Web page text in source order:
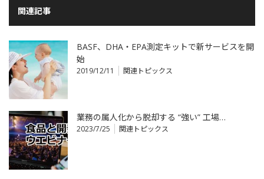
関連記事
BASF、DHA・EPA測定キットで新サービスを開
始
2019/12/11 関連トピックス
業務の属人化から脱却する “強い” 工場…
2023/7/25 関連トピックス